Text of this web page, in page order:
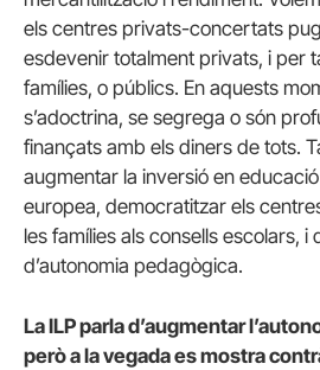
els centres privats-concertats
esdevenir totalment privats, i per
famílies, o públics. En aquests
s’adoctrina, se segrega o són
finançats amb els diners de tots.
augmentar la inversió en
europea, democratitzar els
les famílies als consells escolars, i
d’autonomia pedagògica.
La ILP parla d’augmentar
però a la vegada es mostra